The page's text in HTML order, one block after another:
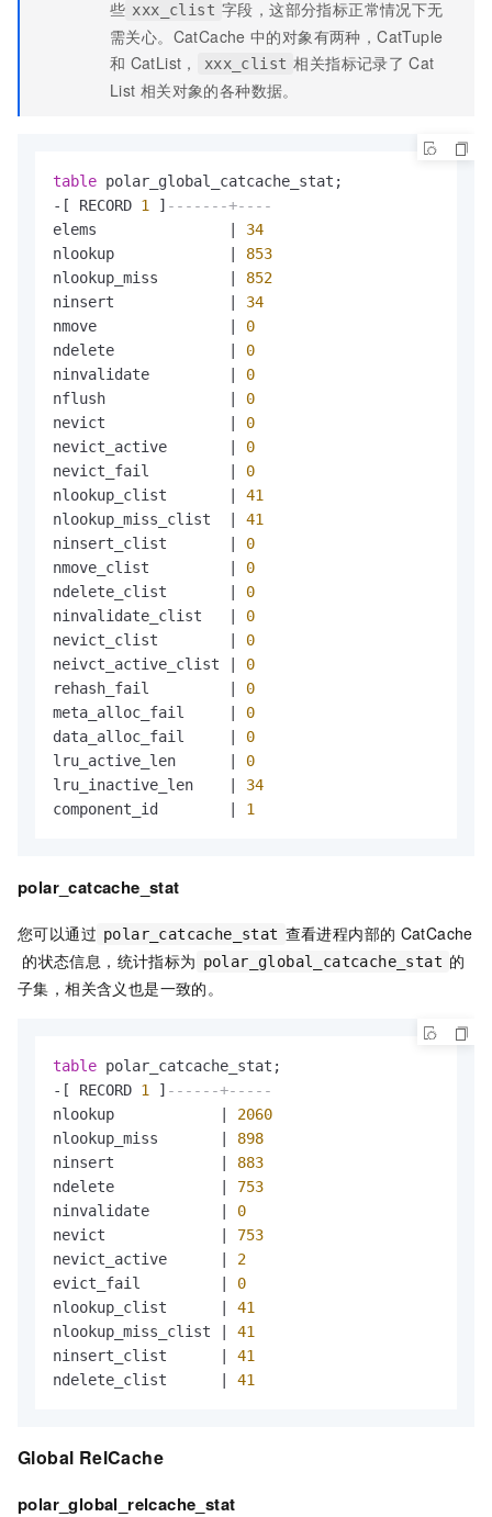
些 xxx_clist 字段，这部分指标正常情况下无
需关心。CatCache 中的对象有两种，CatTuple
和 CatList， xxx_clist 相关指标记录了 Cat
List 相关对象的各种数据。
table
- [ RECORD 1 ] -------+----
elems
34
nlookup
853
nlookup_miss
852
ninsert
34
nmove
0
ndelete
0
ninvalidate
0
nflush
0
nevict
0
nevict_active
0
nevict_fail
0
nlookup_clist
41
nlookup_miss_clist
41
ninsert_clist
0
nmove_clist
0
ndelete_clist
0
ninvalidate_clist
0
nevict_clist
0
neivct_active_clist
0
rehash_fail
0
meta_alloc_fail
0
data_alloc_fail
0
lru_active_len
0
lru_inactive_len
34
component_id
1
polar_catcache_stat
您可以通过 polar_catcache_stat 查看进程内部的 CatCache
的状态信息，统计指标为 polar_global_catcache_stat 的
子集，相关含义也是一致的。
table
- [ RECORD 1 ] ------+-----
nlookup
2060
nlookup_miss
898
ninsert
883
ndelete
753
ninvalidate
0
nevict
753
nevict_active
2
evict_fail
0
nlookup_clist
41
nlookup_miss_clist
41
ninsert_clist
41
ndelete_clist
41
Global RelCache
polar_global_relcache_stat